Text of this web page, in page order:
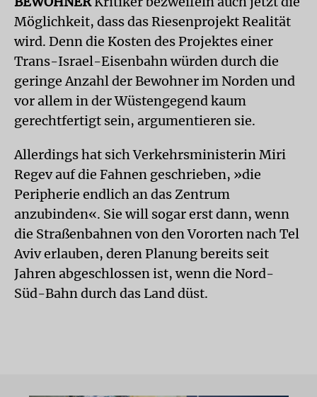
Möglichkeit, dass das Riesenprojekt Realität
wird. Denn die Kosten des Projektes einer
Trans-Israel-Eisenbahn würden durch die
geringe Anzahl der Bewohner im Norden und
vor allem in der Wüstengegend kaum
gerechtfertigt sein, argumentieren sie.
Allerdings hat sich Verkehrsministerin Miri
Regev auf die Fahnen geschrieben, »die
Peripherie endlich an das Zentrum
anzubinden«. Sie will sogar erst dann, wenn
die Straßenbahnen von den Vororten nach Tel
Aviv erlauben, deren Planung bereits seit
Jahren abgeschlossen ist, wenn die Nord-
Süd-Bahn durch das Land düst.